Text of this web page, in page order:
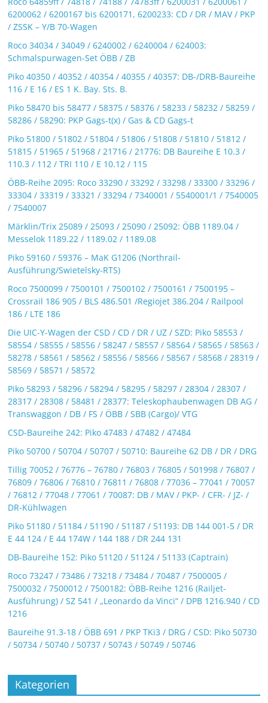
6200062 / 6200167 bis 6200171, 6200233: CD / DR / MAV / PKP
/ ZSSK – Y/B 70-Wagen
Roco 34034 / 34049 / 6240002 / 6240004 / 624003:
Schmalspurwagen-Set ÖBB / ZB
Piko 40350 / 40352 / 40354 / 40355 / 40357: DB-/DRB-Baureihe
116 / E 16 / ES 1 K. Bay. Sts. B.
Piko 58470 bis 58477 / 58375 / 58376 / 58233 / 58232 / 58259 /
58286 / 58290: PKP Gags-t(x) / Gas & CD Gags-t
Piko 51800 / 51802 / 51804 / 51806 / 51808 / 51810 / 51812 /
51815 / 51965 / 51968 / 21716 / 21776: DB Baureihe E 10.3 /
110.3 / 112 / TRI 110 / E 10.12 / 115
ÖBB-Reihe 2095: Roco 33290 / 33292 / 33298 / 33300 / 33296 /
33304 / 33319 / 33321 / 33294 / 7340001 / 5540001/1 / 7540005
/ 7540007
Märklin/Trix 25089 / 25093 / 25090 / 25092: ÖBB 1189.04 /
Messelok 1189.22 / 1189.02 / 1189.08
Piko 59160 / 59376 – MaK G1206 (Northrail-
Ausführung/Swietelsky-RTS)
Roco 7500099 / 7500101 / 7500102 / 7500161 / 7500195 –
Crossrail 186 905 / BLS 486.501 /Regiojet 386.204 / Railpool
186 / LTE 186
Die UIC-Y-Wagen der CSD / CD / DR / UZ / SZD: Piko 58553 /
58554 / 58555 / 58556 / 58247 / 58557 / 58564 / 58565 / 58563 /
58278 / 58561 / 58562 / 58556 / 58566 / 58567 / 58568 / 28319 /
58569 / 58571 / 58572
Piko 58293 / 58296 / 58294 / 58295 / 58297 / 28304 / 28307 /
28317 / 28308 / 58481 / 28377: Teleskophaubenwagen DB AG /
Transwaggon / DB / FS / ÖBB / SBB (Cargo)/ VTG
CSD-Baureihe 242: Piko 47483 / 47482 / 47484
Piko 50700 / 50704 / 50707 / 50710: Baureihe 62 DB / DR / DRG
Tillig 70052 / 76776 – 76780 / 76803 / 76805 / 501998 / 76807 /
76809 / 76806 / 76810 / 76811 / 76808 / 77036 – 77041 / 70057
/ 76812 / 77048 / 77061 / 70087: DB / MAV / PKP- / CFR- / JZ- /
DR-Kühlwagen
Piko 51180 / 51184 / 51190 / 51187 / 51193: DB 144 001-5 / DR
E 44 124 / E 44 174W / 144 188 / DR 244 131
DB-Baureihe 152: Piko 51120 / 51124 / 51133 (Captrain)
Roco 73247 / 73486 / 73218 / 73484 / 70487 / 7500005 /
7500032 / 7500012 / 7500182: ÖBB-Reihe 1216 (Railjet-
Ausführung) / SZ 541 / „Leonardo da Vinci“ / DPB 1216.940 / CD
1216
Baureihe 91.3-18 / ÖBB 691 / PKP TKi3 / DRG / CSD: Piko 50730
/ 50734 / 50740 / 50737 / 50743 / 50749 / 50746
Kategorien